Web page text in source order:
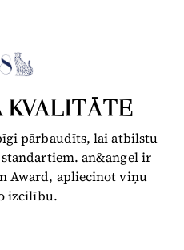
KVALITĀTE
pārbaudīts, lai atbilstu
an&angel ir
Award, apliecinot viņu
izcilību.